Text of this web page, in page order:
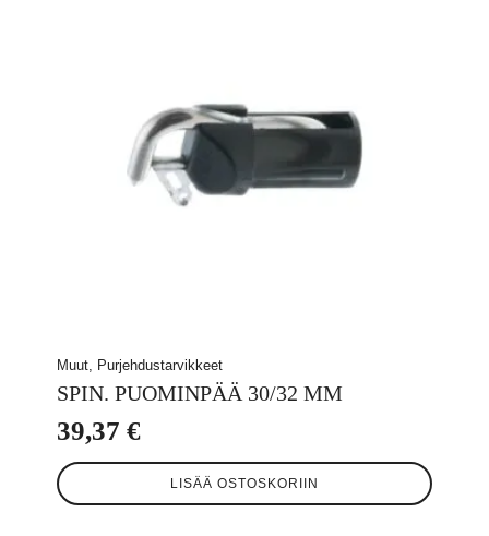
Muut, Purjehdustarvikkeet
SPIN. PUOMINPÄÄ 30/32 MM
39,37 €
LISÄÄ OSTOSKORIIN